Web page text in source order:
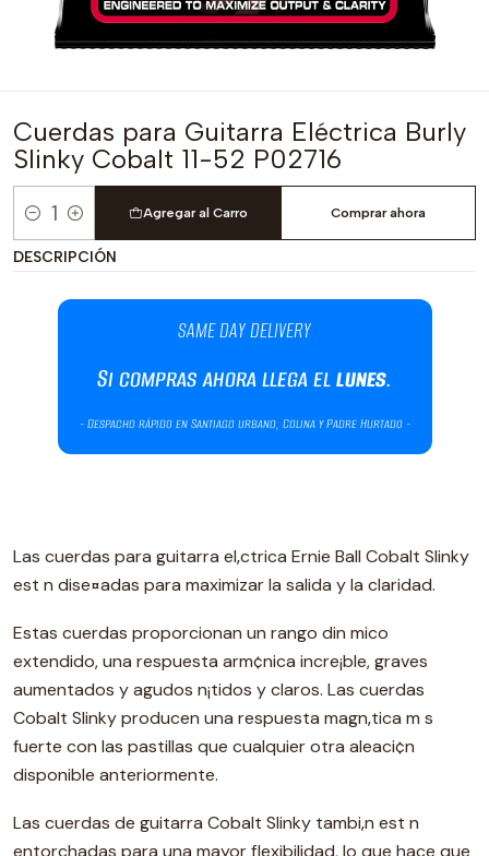
Cuerdas para Guitarra Eléctrica Burly
Slinky Cobalt 11-52 P02716
Cantidad
Agregar al Carro Comprar ahora
DESCRIPCIÓN
Las cuerdas para guitarra el‚ctrica Ernie Ball Cobalt Slinky
est n dise¤adas para maximizar la salida y la claridad.
Estas cuerdas proporcionan un rango din mico
extendido, una respuesta arm¢nica incre¡ble, graves
aumentados y agudos n¡tidos y claros. Las cuerdas
Cobalt Slinky producen una respuesta magn‚tica m s
fuerte con las pastillas que cualquier otra aleaci¢n
disponible anteriormente.
Las cuerdas de guitarra Cobalt Slinky tambi‚n est n
entorchadas para una mayor flexibilidad, lo que hace que